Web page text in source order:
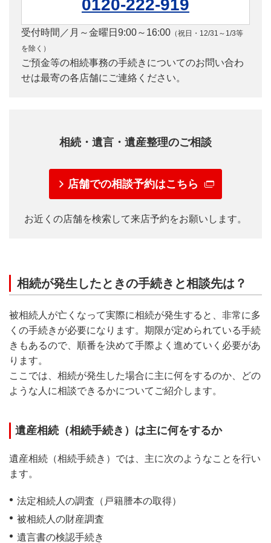
0120-222-919
受付時間／月～金曜日9:00～16:00 （祝日・12/31～1/3等
を除く）
ご預金等の相続事務の手続きについてのお問い合わ
せは最寄の各店舗にご連絡ください。
相続・遺言・遺産整理のご相談
店舗での相談予約はこちら
お近くの店舗を検索して来店予約をお願いします。
相続が発生したときの手続きと相談先は？
被相続人が亡くなって実際に相続が発生すると、非常に多
くの手続きが必要になります。期限が定められている手続
きもあるので、順番を決めて手際よく進めていく必要があ
ります。
ここでは、相続が発生した場合に主に何をするのか、どの
ような人に相談できるかについてご紹介します。
遺産相続（相続手続き）は主に何をするか
遺産相続（相続手続き）では、主に次のようなことを行い
ます。
法定相続人の調査（戸籍謄本の取得）
被相続人の財産調査
遺言書の検認手続き